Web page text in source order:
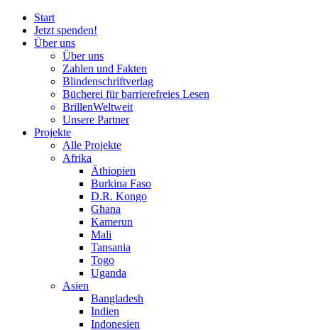
Start
Jetzt spenden!
Über uns
Über uns
Zahlen und Fakten
Blindenschriftverlag
Bücherei fürbarrierefreies Lesen
BrillenWeltweit
Unsere Partner
Projekte
Alle Projekte
Afrika
Äthiopien
Burkina Faso
D.R. Kongo
Ghana
Kamerun
Mali
Tansania
Togo
Uganda
Asien
Bangladesh
Indien
Indonesien